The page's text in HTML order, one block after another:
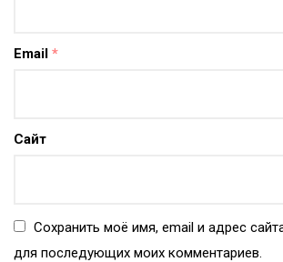
Email *
Сайт
Сохранить моё имя, email и адрес
для последующих моих комментариев.